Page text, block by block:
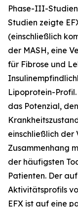
Phase-III-
Studien zeigte
(einschließlich
der MASH, eine
für Fibrose und
Lipoprotein-
das Potenzial,
einschließlich der
Zusammenhang
der häufigsten
Patienten. Der
Aktivitätsprofils
EFX ist auf eine